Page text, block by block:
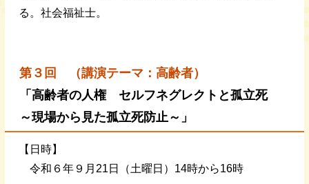
る。社会福祉士。
第３ 回 （講演テーマ：高齢者）
「高齢者の人権 セルフネグレクトと孤立死
～現場から見た孤立死防止～」
【日時】
令和６年９月21日（土曜日）14時から16時